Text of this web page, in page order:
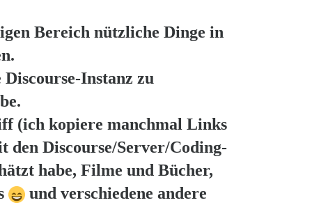
Bereich nützliche Dinge in
Instanz zu
(ich kopiere manchmal Links
den Discourse/Server/Coding-
habe, Filme und Bücher,
und verschiedene andere